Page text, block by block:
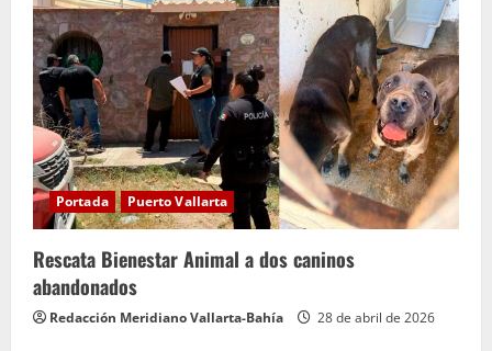
Portada Puerto Vallarta
Rescata Bienestar Animal a dos caninos
abandonados
Redacción Meridiano Vallarta-Bahía 28 de abril de 2026